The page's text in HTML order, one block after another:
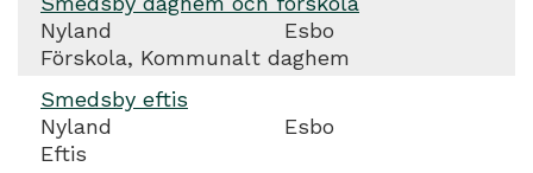
Nyland
Esbo
Förskola, Kommunalt daghem
Smedsby eftis
Nyland
Esbo
Eftis